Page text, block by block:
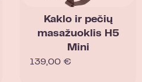
Kaklo ir pečių
masažuoklis H5
Mini
139,00 €